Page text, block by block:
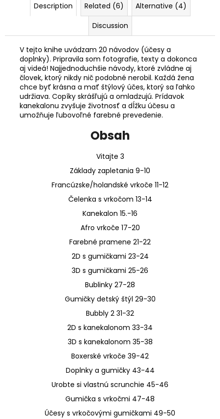
Description Related (6)
Alternative (4)
Discussion
V tejto knihe uvádzam 20 návodov (účesy a
doplnky). Pripravila som fotografie, texty a dokonca
aj videá! Najjednoduchšie návody, ktoré zvládne aj
človek, ktorý nikdy nič podobné nerobil. Každá žena
chce byť krásna a mať štýlový účes, ktorý sa ľahko
udržiava. Copíky skrášľujú a omladzujú. Prídavok
kanekalonu zvyšuje životnosť a dĺžku účesu a
umožňuje ľubovoľné farebné prevedenie.
Obsah
Vitajte 3
Základy zapletania 9-10
Francúzske/holandské vrkoče 11-12
Čelenka s vrkočom 13-14
Kanekalon 15.-16
Afro vrkoče 17-20
Farebné pramene 21-22
2D s gumičkami 23-24
3D s gumičkami 25-26
Bublinky 27-28
Gumičky detský štýl 29-30
Bubbly 2 31-32
2D s kanekalonom 33-34
3D s kanekalonom 35-38
Boxerské vrkoče 39-42
Doplnky a gumičky 43-44
Urobte si vlastnú scrunchie 45-46
Gumička s vrkočmi 47-48
Účesy s vrkočovými gumičkami 49-50